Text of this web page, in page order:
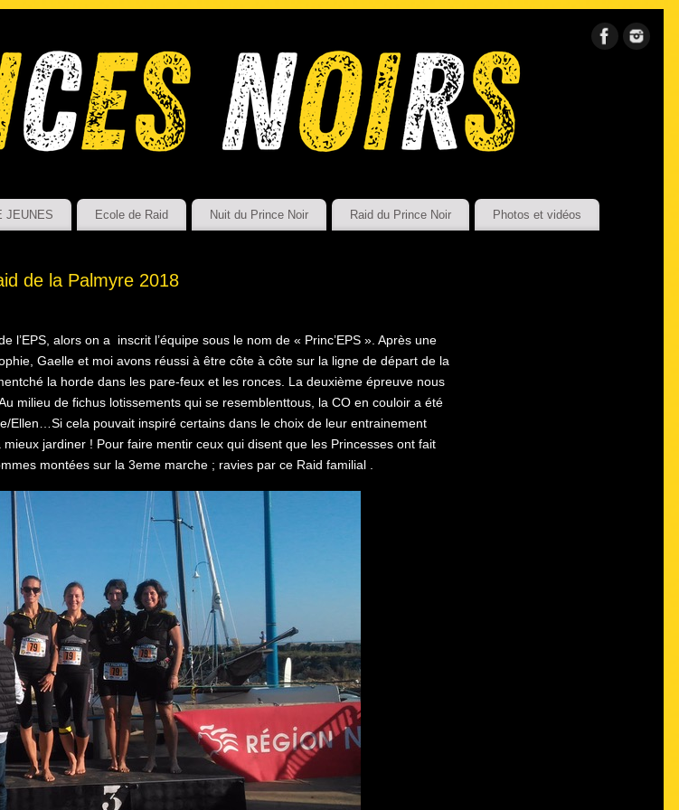
JEUNES Ecole de Raid Nuit du Prince Noir Raid du Prince Noir Photos et vidéos
de la Palmyre 2018
l’EPS, alors on a inscrit l’équipe sous le nom de « Princ’EPS ». Après une
Gaelle et moi avons réussi à être côte à côte sur la ligne de départ de la
la horde dans les pare-feux et les ronces. La deuxième épreuve nous
milieu de fichus lotissements qui se resemblenttous, la CO en couloir a été
Ellen…Si cela pouvait inspiré certains dans le choix de leur entrainement
jardiner ! Pour faire mentir ceux qui disent que les Princesses ont fait
montées sur la 3eme marche ; ravies par ce Raid familial .